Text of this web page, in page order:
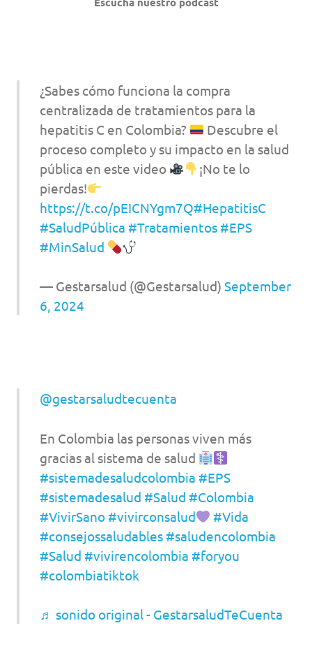
¿Sabes cómo funciona la compra
centralizada de tratamientos para la
hepatitis C en Colombia?
Descubre el
proceso completo y su impacto en la salud
pública en este video
¡No te lo
pierdas!
https://t.co/pEICNYgm7Q#HepatitisC
#SaludPública #Tratamientos #EPS
#MinSalud
— Gestarsalud (@Gestarsalud) September
6, 2024
@gestarsaludtecuenta
En Colombia las personas viven más
gracias al sistema de salud
#sistemadesaludcolombia #EPS
#sistemadesalud #Salud #Colombia
#VivirSano #vivirconsalud
#Vida
#consejossaludables #saludencolombia
#Salud #vivirencolombia #foryou
#colombiatiktok
♬ sonido original - GestarsaludTeCuenta